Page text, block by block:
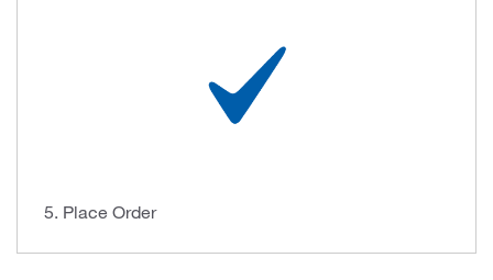
5. Place Order